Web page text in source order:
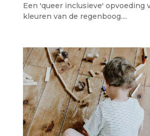
Een 'queer inclusieve' opvoeding
kleuren van de regenboog....